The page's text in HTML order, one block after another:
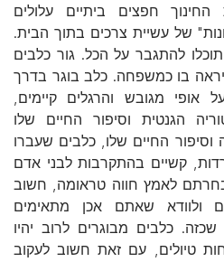
חפצים ביתיים עלולים
של עשיית צרכים בתוך הבית.
להתגבר על הכל. גור כלבים
בו כמשפחה. כלב בוגר בדרך
אופי מגובש והרגלים קיימים,
הגנטית וסיפור החיים שלו
וסיפור החיים שלו, כלבים שעברו
קשיים בהתקרבות לבני אדם
לאמץ חווה טראומה, חשוב
ולוודא שאתם אכן מתאימים
כלבים מבוגרים לרוב יהיו
טיולים, עם זאת חשוב לעקוב